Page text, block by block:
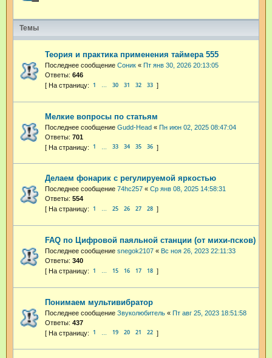
Темы
Теория и практика применения таймера 555
Последнее сообщение Соник « Пт янв 30, 2026 20:13:05
Ответы: 646
1 … 30 31 32 33
Мелкие вопросы по статьям
Последнее сообщение Gudd-Head « Пн июн 02, 2025 08:47:04
Ответы: 701
1 33 34 35 36
Делаем фонарик с регулируемой яркостью
Последнее сообщение 74hc257 « Ср янв 08, 2025 14:58:31
Ответы: 554
1 … 25 26 27 28
FAQ по Цифровой паяльной станции (от михи-псков)
Последнее сообщение snegok2107 « Вс ноя 26, 2023 22:11:33
Ответы: 340
1 … 15 16 17 18
Понимаем мультивибратор
Последнее сообщение Звуколюбитель « Пт авг 25, 2023 18:51:58
Ответы: 437
1 19 20 21 22